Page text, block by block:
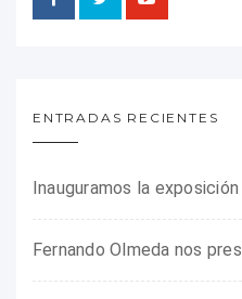
ENTRADAS RECIENTES